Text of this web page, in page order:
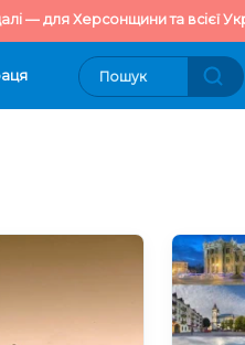
— для Херсонщини та всієї